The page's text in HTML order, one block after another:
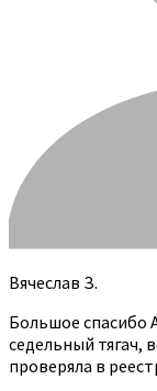
Вячеслав З.
Большое спасибо
седельный тягач,
проверяла в